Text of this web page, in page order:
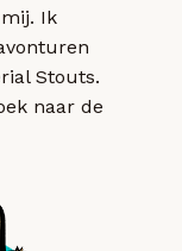
Ik
Stouts.
naar de